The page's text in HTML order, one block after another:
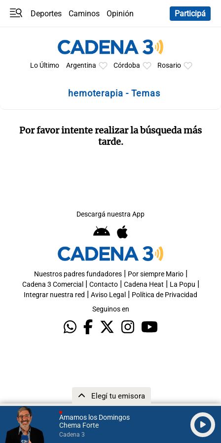
Amamos los Domingos
Chema Forte
Cadena 3
Elegí tu emisora
Deportes Caminos
Opinión
Participá
Lo Último Argentina Córdoba Rosario
hemoterapia - Temas
Por favor intente realizar la búsqueda más
tarde.
Descargá nuestra App
Nuestros padres fundadores| Por siempre Mario|
Cadena 3 Comercial | Contacto| Cadena Heat | La Popu |
Integrar nuestra red | Aviso Legal | Política de Privacidad
Seguinos en